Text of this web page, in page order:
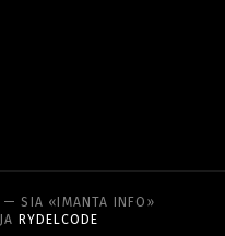
SIA «IMANTA INFO»
RYDELCODE